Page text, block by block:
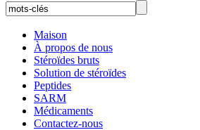
Maison
À propos de nous
Stéroïdes bruts
Solution de stéroïdes
Peptides
SARM
Médicaments
Contactez-nous